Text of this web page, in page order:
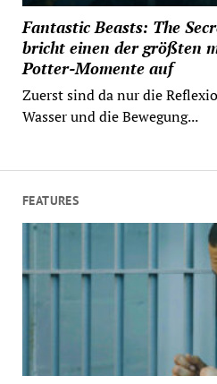
Fantastic Beasts: The
bricht einen der größten
Potter-Momente auf
Zuerst sind da nur die
Wasser und die Bewegung...
FEATURES